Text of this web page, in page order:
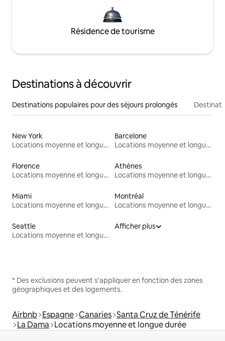
Résidence de tourisme
Destinations à découvrir
Destinations populaires pour des séjours prolongés
New York
Locations moyenne et longue durée
Barcelone
Locations moyenne et longue durée
Florence
Locations moyenne et longue durée
Athènes
Locations moyenne et longue durée
Miami
Locations moyenne et longue durée
Montréal
Locations moyenne et longue durée
Seattle
Locations moyenne et longue durée
Afficher plus
* Des exclusions peuvent s'appliquer en fonction des zones
géographiques et des logements.
Airbnb Espagne Canaries Santa Cruz de Ténérife
La Dama Locations moyenne et longue durée